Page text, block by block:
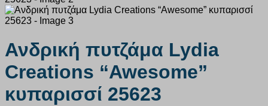
Ανδρική πυτζάμα Lydia
Creations “Awesome”
κυπαρισσί 25623